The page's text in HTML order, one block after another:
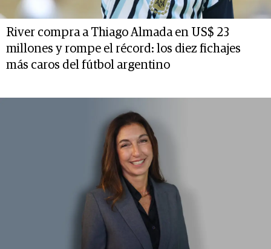
River compra a Thiago Almada en US$ 23
millones y rompe el récord: los diez fichajes
más caros del fútbol argentino